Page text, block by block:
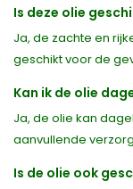
Is deze olie
Ja, de zachte en
geschikt voor de
Kan ik de olie
Ja, de olie kan
aanvullende
Is de olie ook